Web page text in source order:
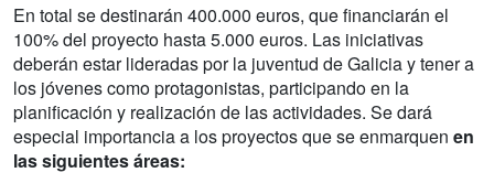
En total se destinarán 400.000 euros, que financiarán el
100% del proyecto hasta 5.000 euros. Las iniciativas
deberán estar lideradas por la juventud de Galicia y tener a
los jóvenes como protagonistas, participando en la
planificación y realización de las actividades. Se dará
especial importancia a los proyectos que se enmarquen en
las siguientes áreas: